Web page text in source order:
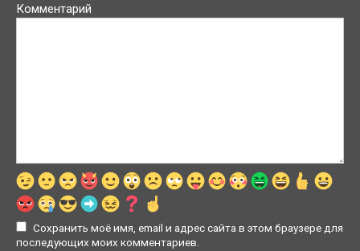
Комментарий
Сохранить моё имя, email и адрес сайта в этом браузере для
последующих моих комментариев.